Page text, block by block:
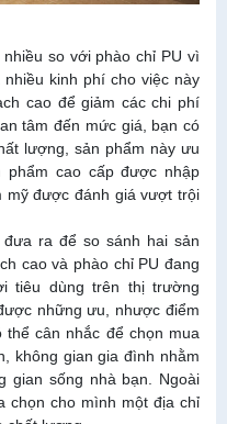
so với phào chỉ PU vì
kinh phí cho việc này
cao để giảm các chi phí
tâm đến mức giá, bạn có
lượng, sản phẩm này ưu
cao cấp được nhập
mỹ được đánh giá vượt trội
ra để so sánh hai sản
cao và phào chỉ PU đang
tiêu dùng trên thị trường
những ưu, nhược điểm
cân nhắc để chọn mua
không gian gia đình nhằm
gian sống nhà bạn. Ngoài
chọn cho mình một địa chỉ